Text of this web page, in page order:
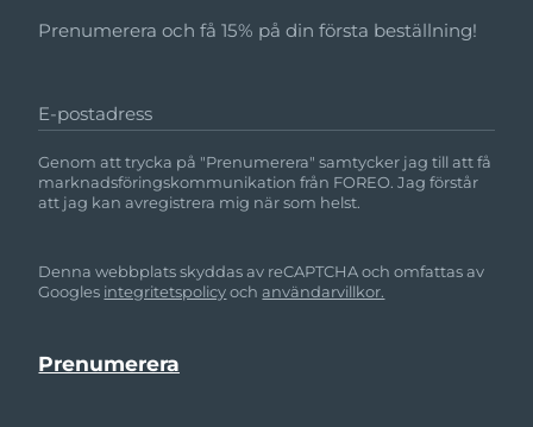
Prenumerera och få 15% på din första beställning!
E-postadress
Genom att trycka på "Prenumerera" samtycker jag till att få
marknadsföringskommunikation från FOREO. Jag förstår
att jag kan avregistrera mig när som helst.
Denna webbplats skyddas av reCAPTCHA och omfattas av
Googles integritetspolicyochanvändarvillkor.